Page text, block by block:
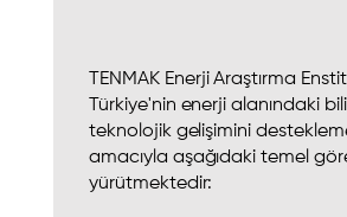
TENMAK Enerji Araştırma
Türkiye'nin enerji alanındaki
teknolojik gelişimini
amacıyla aşağıdaki temel
yürütmektedir: